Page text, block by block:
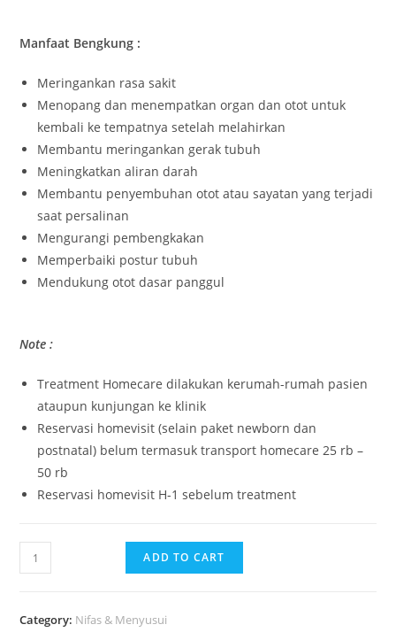
Manfaat Bengkung :
Meringankan rasa sakit
Menopang dan menempatkan organ dan otot untuk
kembali ke tempatnya setelah melahirkan
Membantu meringankan gerak tubuh
Meningkatkan aliran darah
Membantu penyembuhan otot atau sayatan yang terjadi
saat persalinan
Mengurangi pembengkakan
Memperbaiki postur tubuh
Mendukung otot dasar panggul
Note :
Treatment Homecare dilakukan kerumah-rumah pasien
ataupun kunjungan ke klinik
Reservasi homevisit (selain paket newborn dan
postnatal) belum termasuk transport homecare 25 rb –
50 rb
Reservasi homevisit H-1 sebelum treatment
ADD TO CART
Category: Nifas & Menyusui